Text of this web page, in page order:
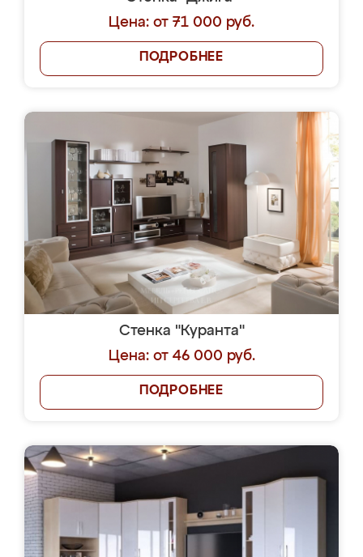
Цена: от 71 000 руб.
ПОДРОБНЕЕ
Стенка "Куранта"
Цена: от 46 000 руб.
ПОДРОБНЕЕ